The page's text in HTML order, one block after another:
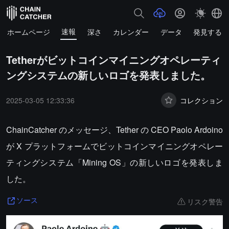
ホームページ 速報 深さ カレンダー データ 発見する
Tetherがビットコインマイニングオペレーティ
ングシステムの新しいロゴを発表しました。
2025-03-05 12:33:36 コレクション
ChainCatcher のメッセージ、Tether の CEO Paolo Ardoino
が X プラットフォームでビットコインマイニングオペレー
ティングシステム「Mining OS」の新しいロゴを発表しま
した。
ソース リスク警告